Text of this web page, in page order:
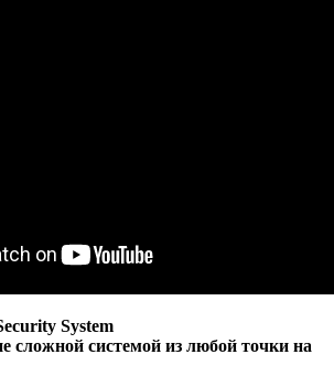
System
сложной системой из любой точки на